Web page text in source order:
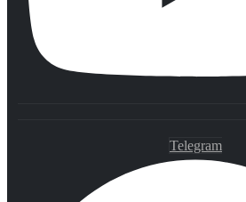
Telegram